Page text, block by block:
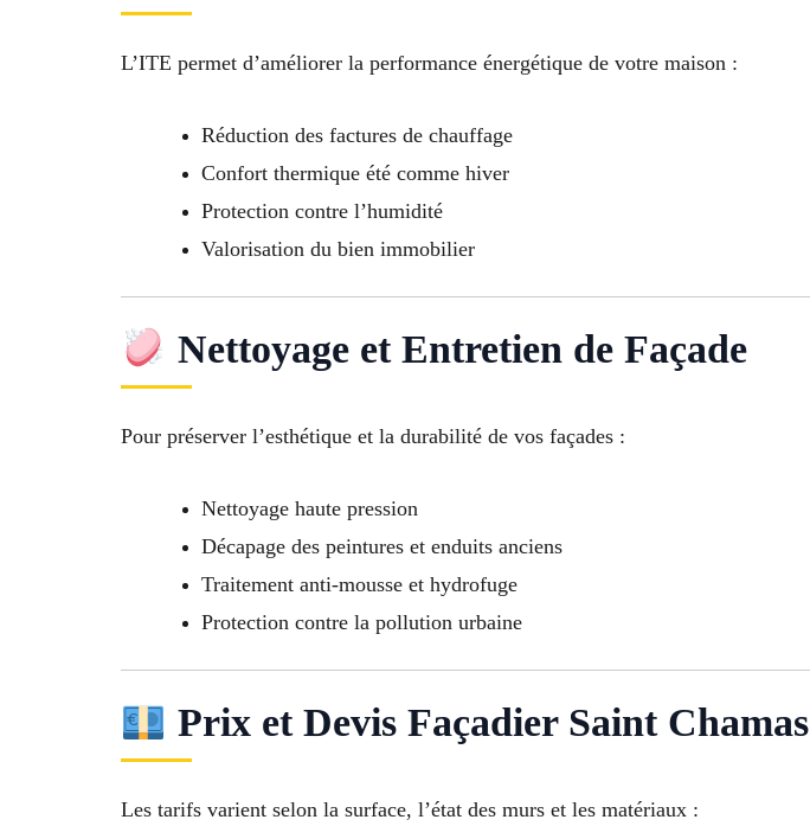
L’ITE permet d’améliorer la performance énergétique de votre maison :
Réduction des factures de chauffage
Confort thermique été comme hiver
Protection contre l’humidité
Valorisation du bien immobilier
Nettoyage et Entretien de Façade
Pour préserver l’esthétique et la durabilité de vos façades :
Nettoyage haute pression
Décapage des peintures et enduits anciens
Traitement anti-mousse et hydrofuge
Protection contre la pollution urbaine
Prix et Devis Façadier Saint Chamas
Les tarifs varient selon la surface, l’état des murs et les matériaux :